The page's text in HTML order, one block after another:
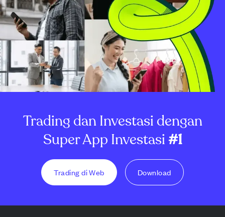
Trading dan Investasi dengan
Super App Investasi#1
Trading di Web Download